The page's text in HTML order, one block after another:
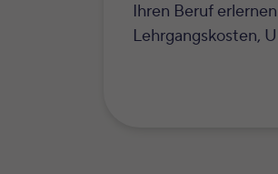
Ihren Beruf
Lehrgangskosten,